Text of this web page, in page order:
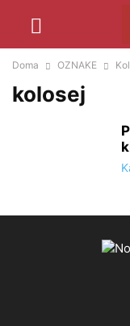
Doma OZNAKE
kolosej